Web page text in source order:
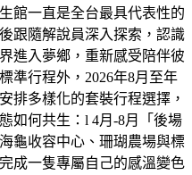
館一直是全台最具代表性的
跟隨解說員深入探索，認識
進入夢鄉，重新感受陪伴彼
準行程外，2026年8月至年
排多樣化的套裝行程選擇，
如何共生：l 4月-8月「後場
龜收容中心、珊瑚農場與標
成一隻專屬自己的感溫變色